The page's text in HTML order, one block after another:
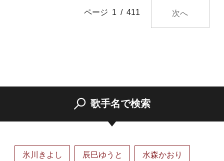
ページ 1 / 411 次へ
歌手名で検索
氷川きよし 辰巳ゆうと 水森かおり